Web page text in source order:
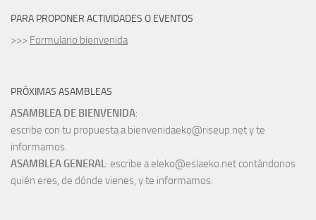
PARA PROPONER ACTIVIDADES O EVENTOS
>>> Formulario bienvenida
PRÓXIMAS ASAMBLEAS
ASAMBLEA DE BIENVENIDA:
escribe con tu propuesta a bienvenidaeko@riseup.net y te
informamos.
ASAMBLEA GENERAL: escribe a eleko@eslaeko.net contándonos
quién eres, de dónde vienes, y te informamos.